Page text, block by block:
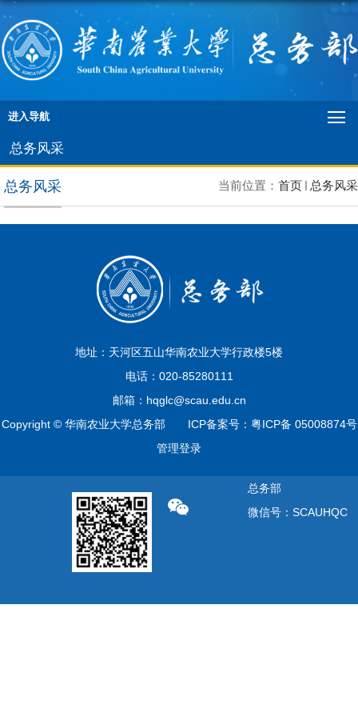
进入导航
总务风采
当前位置： 首页 总务风采
总务风采
地址：天河区五山华南农业大学行政楼5楼
电话：020-85280111
邮箱：hqglc@scau.edu.cn
Copyright © 华南农业大学总务部 ICP备案号：粤ICP备 05008874号
管理登录
总务部
微信号：SCAUHQC